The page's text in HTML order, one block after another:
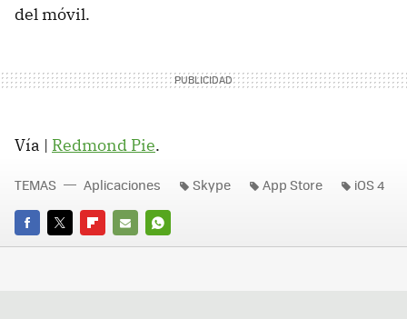
del móvil.
Vía | Redmond Pie.
FACEBOOK
TWITTERFLIPBOARD
E-
WHATSAPP
TEMAS Aplicaciones Skype App Store iOS 4